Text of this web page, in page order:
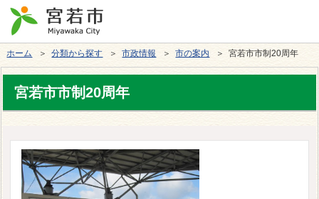
ホーム ＞分類から探す ＞市政情報 ＞市の案内 ＞ 宮若市市制20周年
宮若市市制20周年